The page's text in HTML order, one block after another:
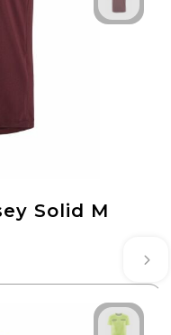
Solid M